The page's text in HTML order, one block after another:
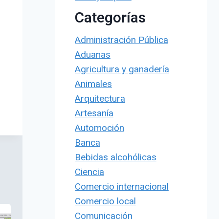
Categorías
Administración Pública
Aduanas
Agricultura y ganadería
Animales
Arquitectura
Artesanía
Automoción
Banca
Bebidas alcohólicas
Ciencia
Comercio internacional
Comercio local
Comunicación